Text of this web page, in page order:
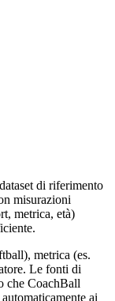
di riferimento
misurazioni
metrica, età)
metrica (es.
Le fonti di
che CoachBall
ai